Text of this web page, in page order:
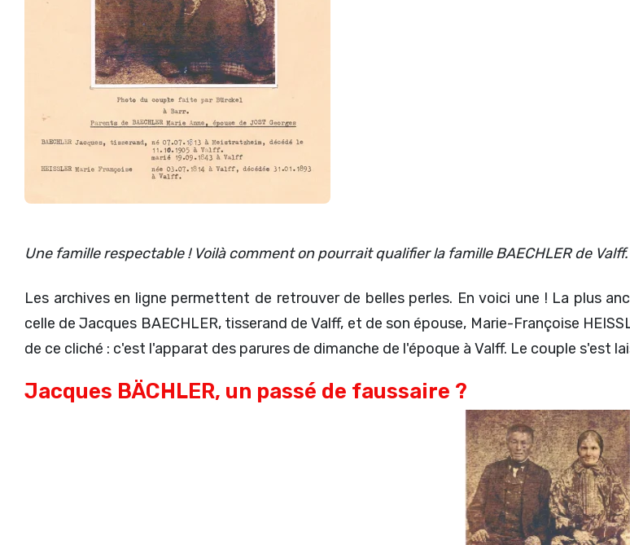
Une famille respectable ! Voilà comment on pourrait qualifier la famille BAECHLER de
Les archives en ligne permettent de retrouver de belles perles. En voici une ! La plus
celle de Jacques BAECHLER, tisserand de Valff, et de son épouse, Marie-Françoise
de ce cliché : c'est l'apparat des parures de dimanche de l'époque à Valff. Le couple s'est
Jacques BÄCHLER, un passé de faussaire ?